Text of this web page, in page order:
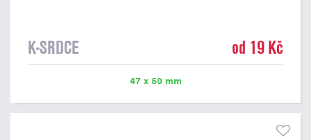
K-SRDCE od 19 Kč
47 x 50 mm